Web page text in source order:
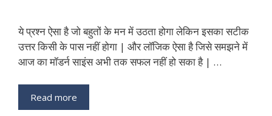
ये प्रश्न ऐसा है जो बहुतों के मन में उठता होगा लेकिन इसका सटीक
उत्तर किसी के पास नहीं होगा | और लॉजिक ऐसा है जिसे समझने में
आज का मॉडर्न साइंस अभी तक सफल नहीं हो सका है | …
Read more